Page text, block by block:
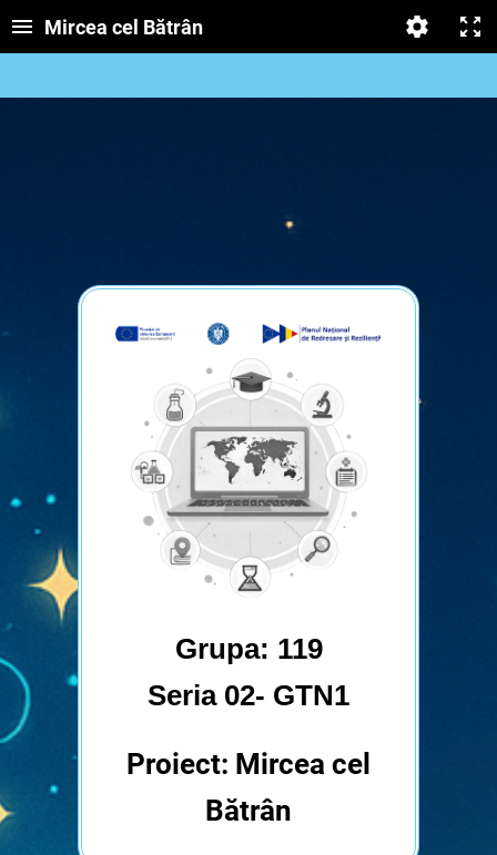
Mircea cel Bătrân
Grupa: 119
Seria 02- GTN1
Proiect: Mircea cel
Bătrân